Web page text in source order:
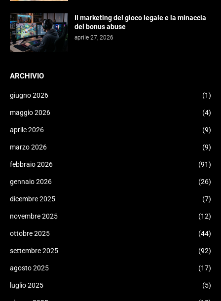
Il marketing del gioco legale e la minaccia
del bonus abuse
aprile 27, 2026
ARCHIVIO
giugno 2026 (1)
maggio 2026 (4)
aprile 2026 (9)
marzo 2026 (9)
febbraio 2026 (91)
gennaio 2026 (26)
dicembre 2025 (7)
novembre 2025 (12)
ottobre 2025 (44)
settembre 2025 (92)
agosto 2025 (17)
luglio 2025 (5)